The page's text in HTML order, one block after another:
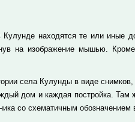
находятся те или иные
на изображение мышью.
села Кулунды в виде
дом и каждая постройка. Там
со схематичным обозначением